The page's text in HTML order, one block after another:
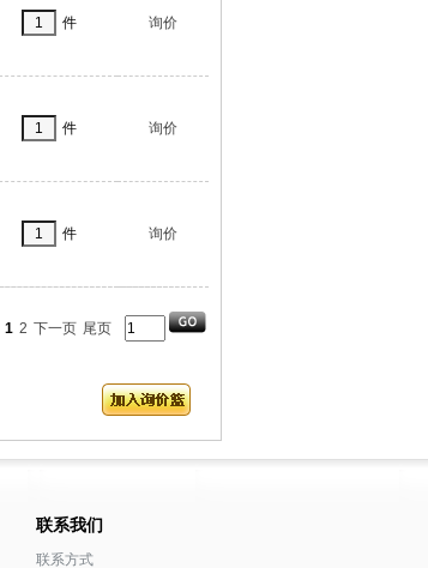
件 询价
件 询价
件 询价
1 2 下一页 尾页
联系我们
联系方式